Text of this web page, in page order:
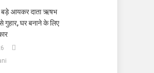
आयकर दाता ऋषभ
गुहार, घर बनाने के लिए